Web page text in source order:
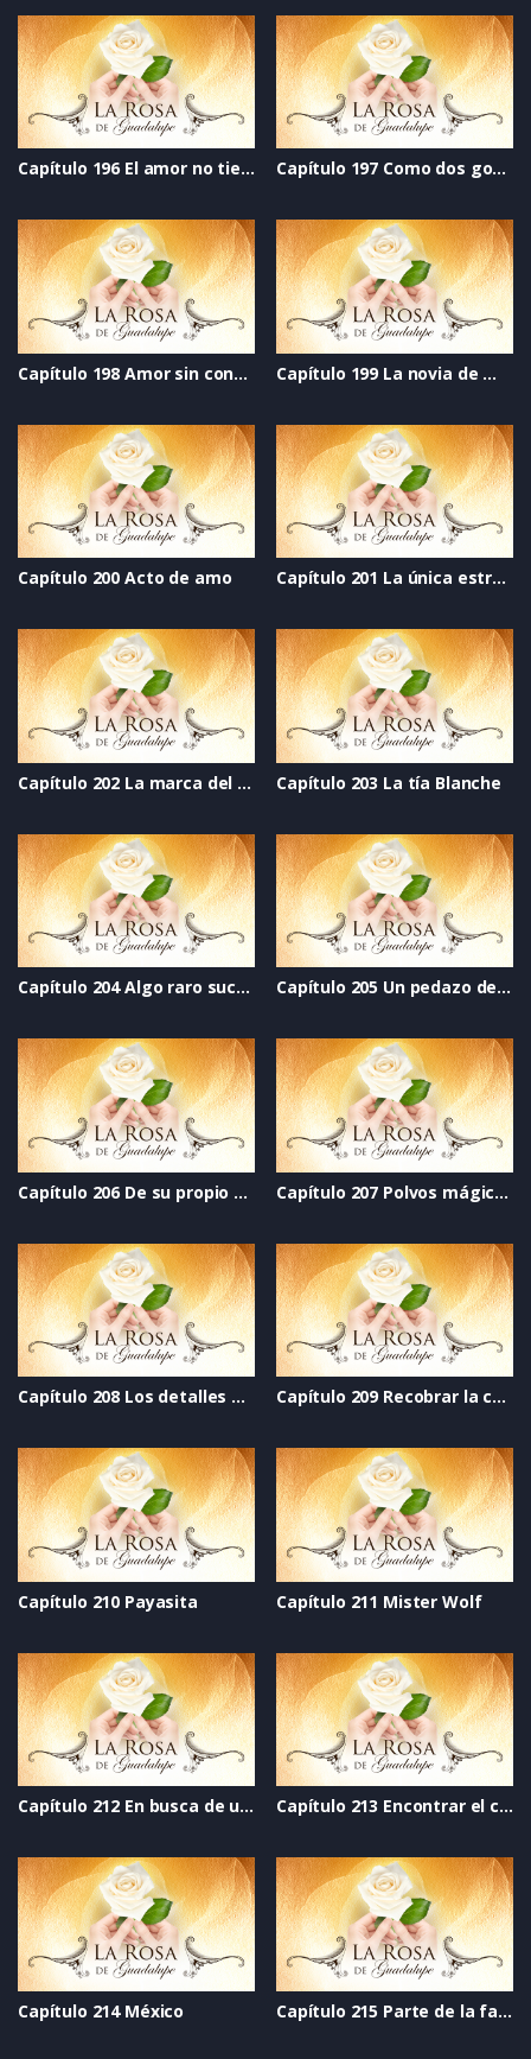
Capítulo 196 El amor no tiene edad Capítulo 197 Como dos gotas de agua
Capítulo 198 Amor sin condiciones Capítulo 199 La novia de mi mejor amigo soy yo
Capítulo 200 Acto de amo Capítulo 201 La única estrella
Capítulo 202 La marca del corazón Capítulo 203 La tía Blanche
Capítulo 204 Algo raro sucede en la secundaria Green Capítulo 205 Un pedazo de mi corazón
Capítulo 206 De su propio chocolate Capítulo 207 Polvos mágicos
Capítulo 208 Los detalles del corazón Capítulo 209 Recobrar la confianza
Capítulo 210 Payasita Capítulo 211 Mister Wolf
Capítulo 212 En busca de una nueva esperanza Capítulo 213 Encontrar el camino
Capítulo 214 México Capítulo 215 Parte de la familia